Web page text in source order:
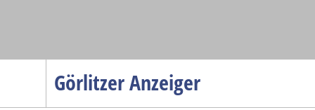
Görlitzer Anzeiger